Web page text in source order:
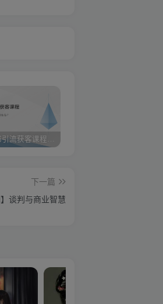
小红书引流获客课程：0基础日引100+精准客户
下一篇
】谈判与商业智慧